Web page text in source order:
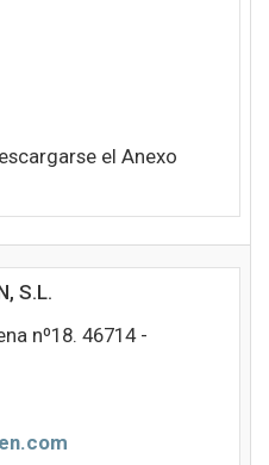
el Anexo
S.L.
nº18. 46714 -